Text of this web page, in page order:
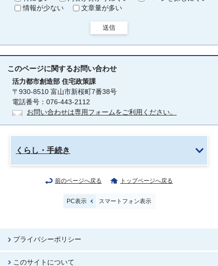
情報が少ない
文章量が多い
送信
このページに関するお問い合わせ
活力都市創造部 住宅政策課
〒930-8510 富山市新桜町7番38号
電話番号：076-443-2112
お問い合わせは専用フォームをご利用ください。
くらし・手続き
前のページへ戻る トップページへ戻る
PC表示 スマートフォン表示
プライバシーポリシー
このサイトについて